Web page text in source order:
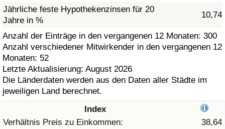
Jährliche feste Hypothekenzinsen für 20
Jahre in %
10,74
Anzahl der Einträge in den vergangenen 12 Monaten: 300
Anzahl verschiedener Mitwirkender in den vergangenen 12
Monaten: 52
Letzte Aktualisierung: August 2026
Die Länderdaten werden aus den Daten aller Städte im
jeweiligen Land berechnet.
Index
Verhältnis Preis zu Einkommen:
38,64
Gesundheitsversorgungs-Index
Gesundheitsversorgungs-Index nach Land
Umweltverschmutzung
Umweltverschmutzungs-Index (aktuell)
Verschmutzungsindex